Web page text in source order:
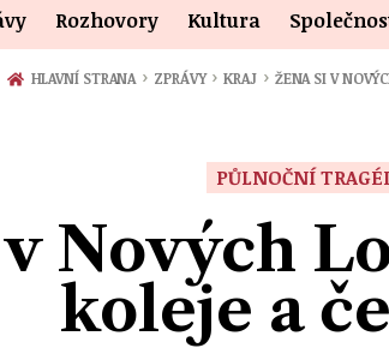
Rozhovory Kultura
HLAVNÍ STRANA › ZPRÁVY › KRAJ › ŽENA SI V
PŮLNOČNÍ
Nových
koleje a